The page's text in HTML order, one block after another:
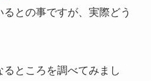
るとの事ですが、実際どう
ところを調べてみまし